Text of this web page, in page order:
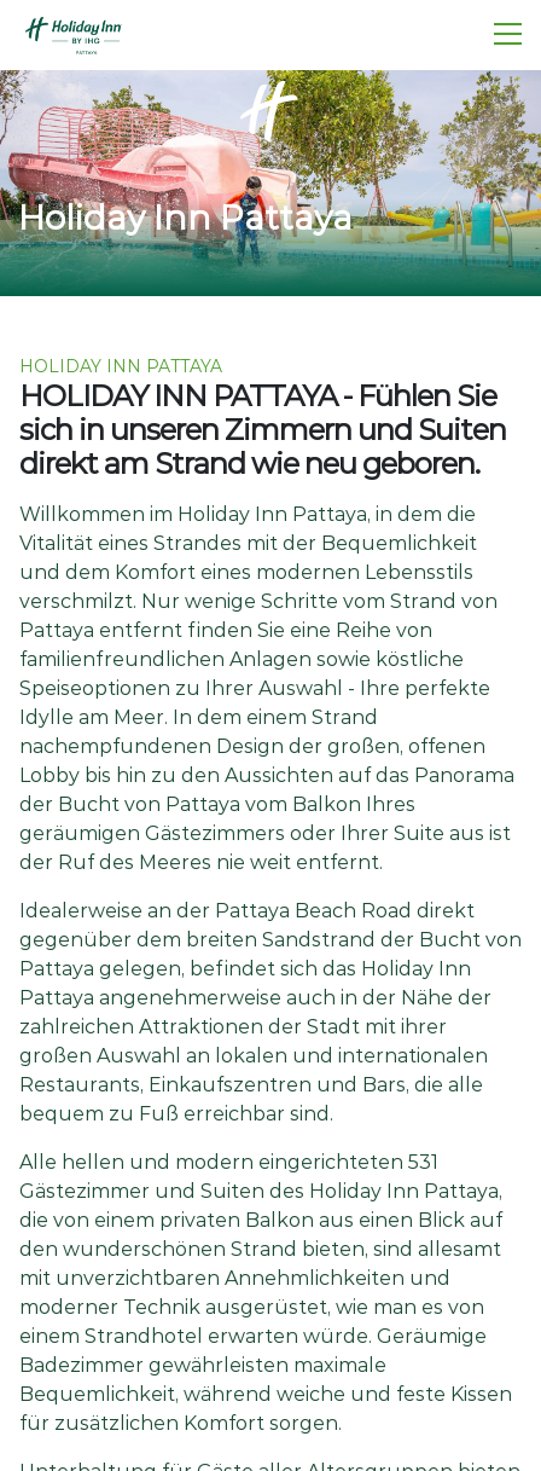
Holiday Inn Pattaya​
HOLIDAY INN PATTAYA
HOLIDAY INN PATTAYA - Fühlen Sie
sich in unseren Zimmern und Suiten
direkt am Strand wie neu geboren.
Willkommen im Holiday Inn Pattaya, in dem die
Vitalität eines Strandes mit der Bequemlichkeit
und dem Komfort eines modernen Lebensstils
verschmilzt. Nur wenige Schritte vom Strand von
Pattaya entfernt finden Sie eine Reihe von
familienfreundlichen Anlagen sowie köstliche
Speiseoptionen zu Ihrer Auswahl - Ihre perfekte
Idylle am Meer. In dem einem Strand
nachempfundenen Design der großen, offenen
Lobby bis hin zu den Aussichten auf das Panorama
der Bucht von Pattaya vom Balkon Ihres
geräumigen Gästezimmers oder Ihrer Suite aus ist
der Ruf des Meeres nie weit entfernt.
Idealerweise an der Pattaya Beach Road direkt
gegenüber dem breiten Sandstrand der Bucht von
Pattaya gelegen, befindet sich das Holiday Inn
Pattaya angenehmerweise auch in der Nähe der
zahlreichen Attraktionen der Stadt mit ihrer
großen Auswahl an lokalen und internationalen
Restaurants, Einkaufszentren und Bars, die alle
bequem zu Fuß erreichbar sind.
Alle hellen und modern eingerichteten 531
Gästezimmer und Suiten des Holiday Inn Pattaya,
die von einem privaten Balkon aus einen Blick auf
den wunderschönen Strand bieten, sind allesamt
mit unverzichtbaren Annehmlichkeiten und
moderner Technik ausgerüstet, wie man es von
einem Strandhotel erwarten würde. Geräumige
Badezimmer gewährleisten maximale
Bequemlichkeit, während weiche und feste Kissen
für zusätzlichen Komfort sorgen.